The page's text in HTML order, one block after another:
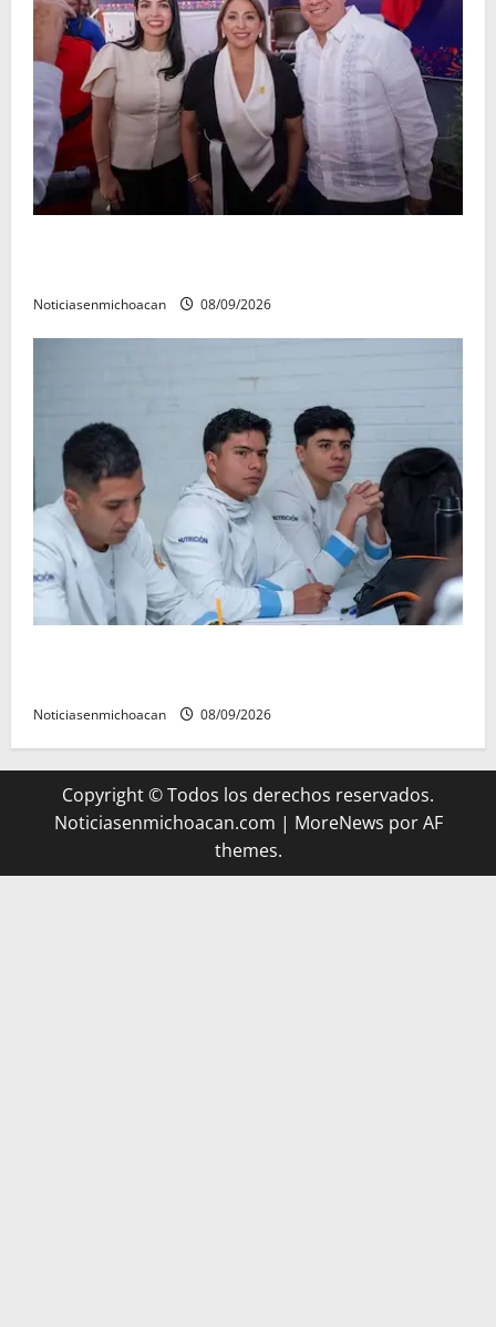
Noticiasenmichoacan 08/09/2026
Noticiasenmichoacan 08/09/2026
Copyright © Todos los derechos reservados.
Noticiasenmichoacan.com | MoreNews por AF
themes.